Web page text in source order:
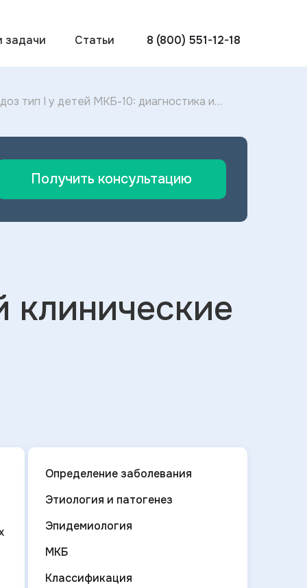
задачи Статьи 8 (800) 551-12-18
тип I у детей МКБ-10: диагностика и
Получить консультацию
клинические
Определение заболевания
Этиология и патогенез
Эпидемиология
МКБ
Классификация